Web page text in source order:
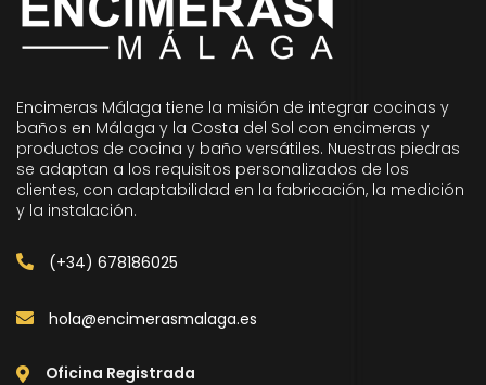
Encimeras Málaga tiene la misión de integrar cocinas y
baños en Málaga y la Costa del Sol con encimeras y
productos de cocina y baño versátiles. Nuestras piedras
se adaptan a los requisitos personalizados de los
clientes, con adaptabilidad en la fabricación, la medición
y la instalación.
(+34) 678186025
hola@encimerasmalaga.es
Oficina Registrada